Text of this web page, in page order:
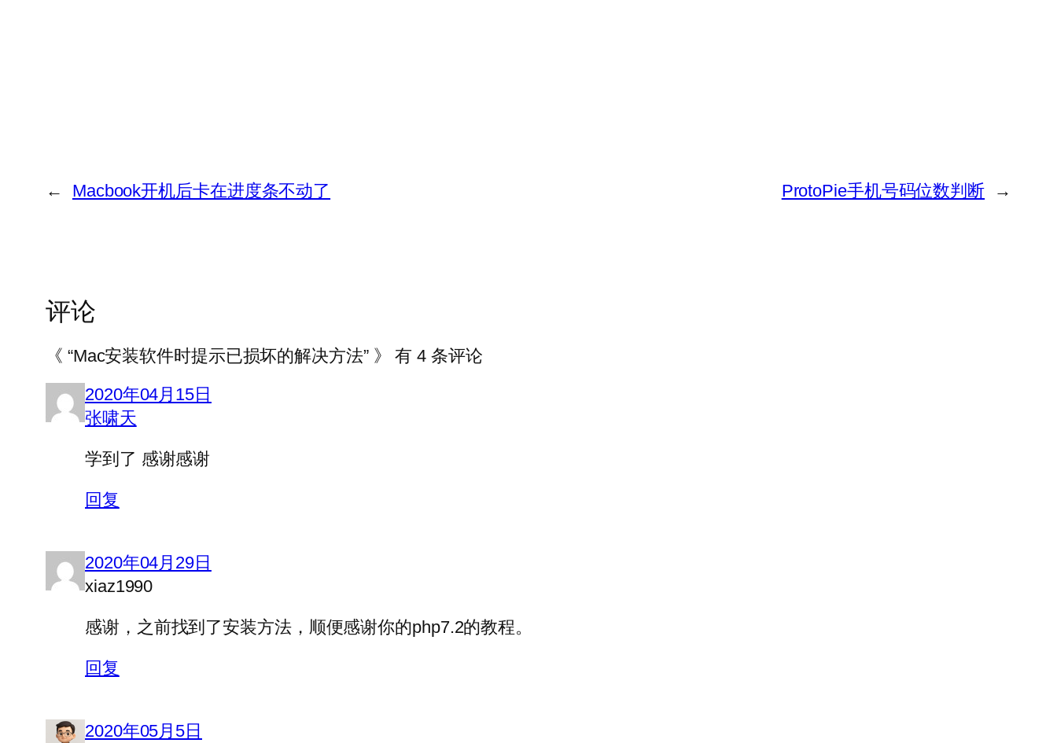
← Macbook开机后卡在进度条不动了 ProtoPie手机号码位数判断 →
评论
《 “Mac安装软件时提示已损坏的解决方法” 》 有 4 条评论
2020年04月15日
张啸天
学到了 感谢感谢
回复
2020年04月29日
xiaz1990
感谢，之前找到了安装方法，顺便感谢你的php7.2的教程。
回复
2020年05月5日